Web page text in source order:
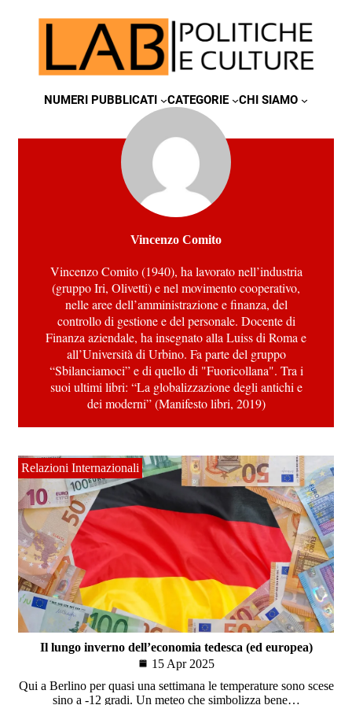
NUMERI PUBBLICATI CATEGORIE CHI SIAMO
Vincenzo Comito
Vincenzo Comito (1940), ha lavorato nell’industria
(gruppo Iri, Olivetti) e nel movimento cooperativo,
nelle aree dell’amministrazione e finanza, del
controllo di gestione e del personale. Docente di
Finanza aziendale, ha insegnato alla Luiss di Roma e
all’Università di Urbino. Fa parte del gruppo
“Sbilanciamoci” e di quello di "Fuoricollana". Tra i
suoi ultimi libri: “La globalizzazione degli antichi e
dei moderni” (Manifesto libri, 2019)
Relazioni Internazionali
Il lungo inverno dell’economia tedesca (ed europea)
15 Apr 2025
Qui a Berlino per quasi una settimana le temperature sono scese
sino a -12 gradi. Un meteo che simbolizza bene…